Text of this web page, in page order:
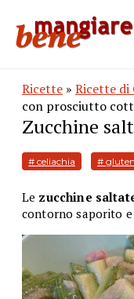
Ricette » Ricette
con prosciutto
Zucchine
# celiachia #
Le zucchine
contorno saporito